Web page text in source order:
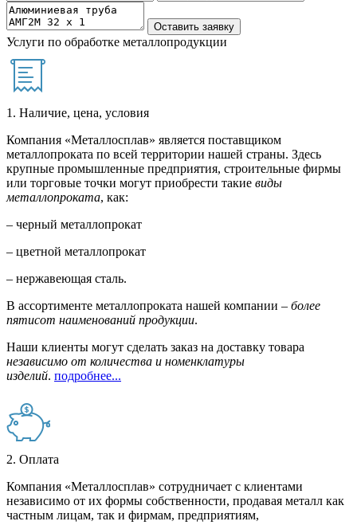
Услуги по обработке металлопродукции
1. Наличие, цена, условия
Компания «Металлосплав» является поставщиком
металлопроката по всей территории нашей страны. Здесь
крупные промышленные предприятия, строительные фирмы
или торговые точки могут приобрести такие виды
металлопроката, как:
– черный металлопрокат
– цветной металлопрокат
– нержавеющая сталь.
В ассортименте металлопроката нашей компании – более
пятисот наименований продукции.
Наши клиенты могут сделать заказ на доставку товара
независимо от количества и номенклатуры
изделий. подробнее...
2. Оплата
Компания «Металлосплав» сотрудничает с клиентами
независимо от их формы собственности, продавая металл как
частным лицам, так и фирмам, предприятиям,